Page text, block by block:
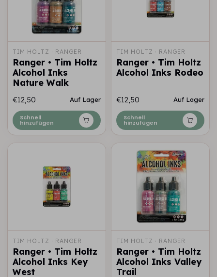
TIM HOLTZ · RANGER
Ranger • Tim Holtz
Alcohol Inks
Nature Walk
€12,50 Auf Lager
Schnell
hinzufügen
TIM HOLTZ · RANGER
Ranger • Tim Holtz
Alcohol Inks Rodeo
€12,50 Auf Lager
Schnell
hinzufügen
TIM HOLTZ · RANGER
Ranger • Tim Holtz
Alcohol Inks Key
West
TIM HOLTZ · RANGER
Ranger • Tim Holtz
Alcohol Inks Valley
Trail